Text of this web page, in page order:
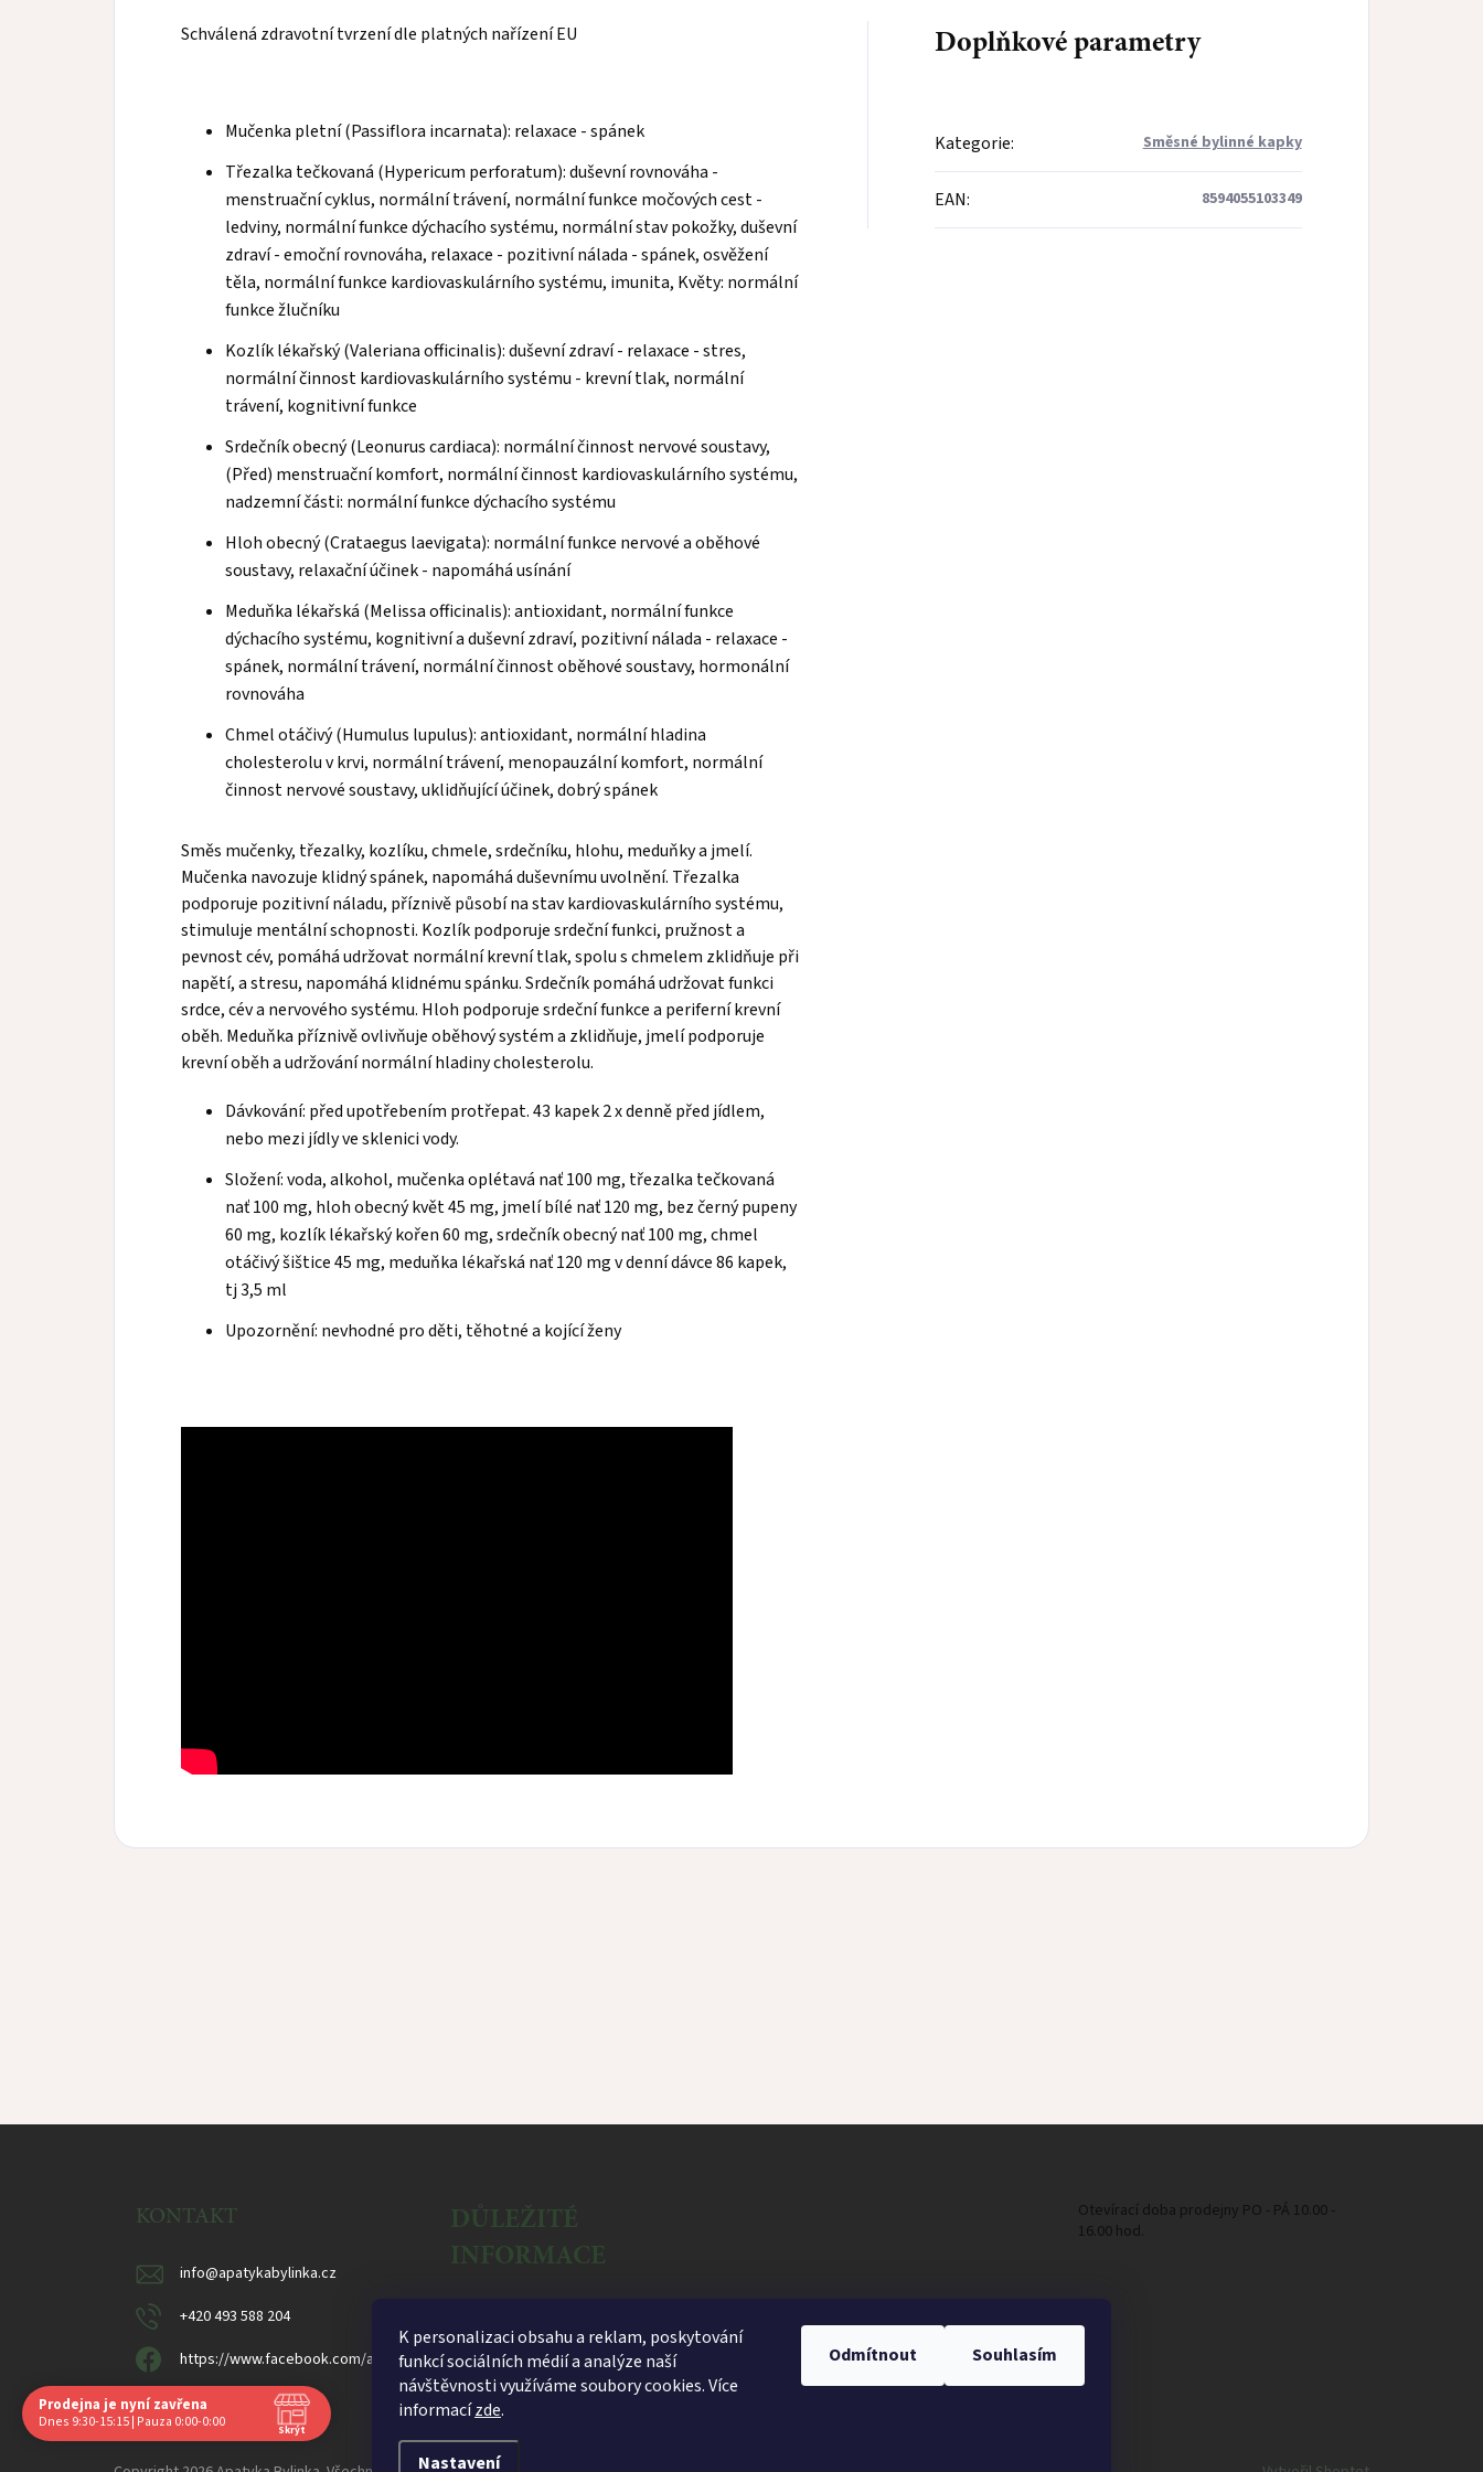
K personalizaci obsahu a reklam, poskytování
funkcí sociálních médií a analýze naší
návštěvnosti využíváme soubory cookies. Více
informacízde.
Nastavení
Odmítnout Souhlasím
Schválená zdravotní tvrzení dle platných nařízení EU
Mučenka pletní (Passiflora incarnata): relaxace - spánek
Třezalka tečkovaná (Hypericum perforatum): duševní rovnováha -
menstruační cyklus, normální trávení, normální funkce močových cest -
ledviny, normální funkce dýchacího systému, normální stav pokožky, duševní
zdraví - emoční rovnováha, relaxace - pozitivní nálada - spánek, osvěžení
těla, normální funkce kardiovaskulárního systému, imunita, Květy: normální
funkce žlučníku
Kozlík lékařský (Valeriana officinalis): duševní zdraví - relaxace - stres,
normální činnost kardiovaskulárního systému - krevní tlak, normální
trávení, kognitivní funkce
Srdečník obecný (Leonurus cardiaca): normální činnost nervové soustavy,
(Před) menstruační komfort, normální činnost kardiovaskulárního systému,
nadzemní části: normální funkce dýchacího systému
Hloh obecný (Crataegus laevigata): normální funkce nervové a oběhové
soustavy, relaxační účinek - napomáhá usínání
Meduňka lékařská (Melissa officinalis): antioxidant, normální funkce
dýchacího systému, kognitivní a duševní zdraví, pozitivní nálada - relaxace -
spánek, normální trávení, normální činnost oběhové soustavy, hormonální
rovnováha
Chmel otáčivý (Humulus lupulus): antioxidant, normální hladina
cholesterolu v krvi, normální trávení, menopauzální komfort, normální
činnost nervové soustavy, uklidňující účinek, dobrý spánek
Směs mučenky, třezalky, kozlíku, chmele, srdečníku, hlohu, meduňky a jmelí.
Mučenka navozuje klidný spánek, napomáhá duševnímu uvolnění. Třezalka
podporuje pozitivní náladu, příznivě působí na stav kardiovaskulárního systému,
stimuluje mentální schopnosti. Kozlík podporuje srdeční funkci, pružnost a
pevnost cév, pomáhá udržovat normální krevní tlak, spolu s chmelem zklidňuje při
napětí, a stresu, napomáhá klidnému spánku. Srdečník pomáhá udržovat funkci
srdce, cév a nervového systému. Hloh podporuje srdeční funkce a periferní krevní
oběh. Meduňka příznivě ovlivňuje oběhový systém a zklidňuje, jmelí podporuje
krevní oběh a udržování normální hladiny cholesterolu.
Dávkování: před upotřebením protřepat. 43 kapek 2 x denně před jídlem,
nebo mezi jídly ve sklenici vody.
Složení: voda, alkohol, mučenka oplétavá nať 100 mg, třezalka tečkovaná
nať 100 mg, hloh obecný květ 45 mg, jmelí bílé nať 120 mg, bez černý pupeny
60 mg, kozlík lékařský kořen 60 mg, srdečník obecný nať 100 mg, chmel
otáčivý šištice 45 mg, meduňka lékařská nať 120 mg v denní dávce 86 kapek,
tj 3,5 ml
Upozornění: nevhodné pro děti, těhotné a kojící ženy
Doplňkové parametry
Kategorie: Směsné bylinné kapky
EAN: 8594055103349
KONTAKT
info@apatykabylinka.cz
+420 493 588 204
https://www.facebook.com/apatykabylinka
DŮLEŽITÉ
INFORMACE
Obchodní podmínky
Ochrana osobních údajů
Otevírací doba prodejny PO - PÁ 10.00 -
16.00 hod.
Prodejna je nyní zavřena
Dnes 9:30-15:15 | Pauza 0:00-0:00 Skrýt
Navštivte nás osobně
Čas Pauza
9:30 - 15:15 0:00 - 0:00